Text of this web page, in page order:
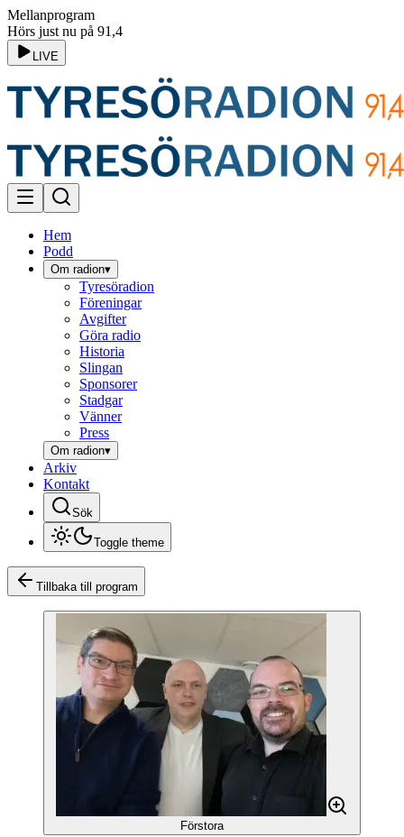
Mellanprogram
Hörs just nu på 91,4
LIVE
Hem
Podd
Om radion▾
Tyresöradion
Föreningar
Avgifter
Göra radio
Historia
Slingan
Sponsorer
Stadgar
Vänner
Press
Om radion▾
Arkiv
Kontakt
Sök
Toggle theme
Tillbaka till program
Förstora